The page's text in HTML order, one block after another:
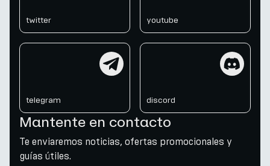
twitter youtube
telegram discord
Mantente en contacto
Te enviaremos noticias, ofertas promocionales y
guías útiles.